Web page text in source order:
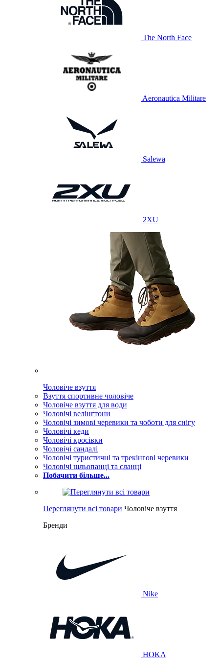
The North Face
Aeronautica Militare
Salewa
2XU
Чоловіче взуття
Взуття спортивне чоловіче
Чоловіче взуття для води
Чоловічі велінгтони
Чоловічі зимові черевики та чоботи для снігу
Чоловічі кеди
Чоловічі кросівки
Чоловічі сандалі
Чоловічі туристичні та трекінгові черевики
Чоловічі шльопанці та сланці
Побачити більше...
Переглянути всі товари Чоловіче взуття
Бренди
Nike
HOKA